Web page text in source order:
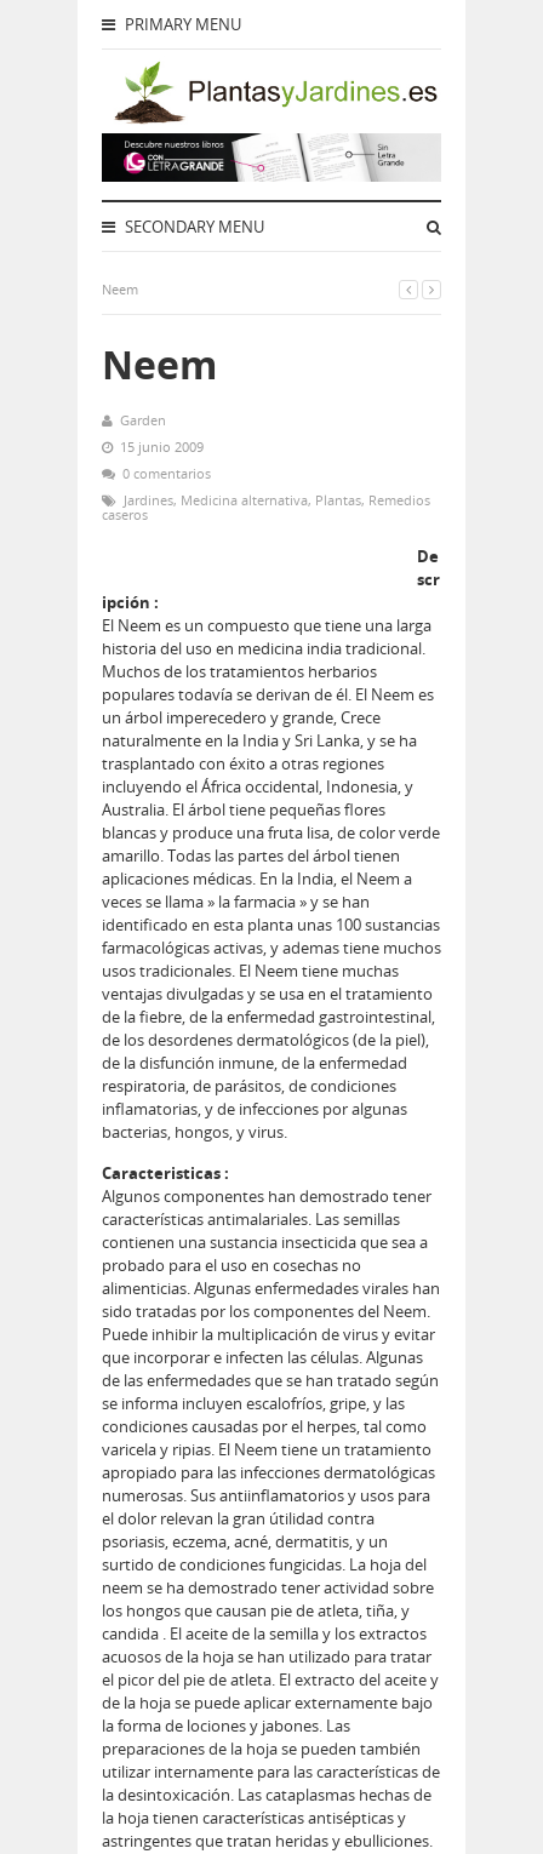
PRIMARY MENU
SECONDARY MENU
Neem
Neem
Garden
15 junio 2009
0 comentarios
Jardines, Medicina alternativa, Plantas, Remedios
caseros
De
scr
ipción :
El Neem es un compuesto que tiene una larga
historia del uso en medicina india tradicional.
Muchos de los tratamientos herbarios
populares todavía se derivan de él. El Neem es
un árbol imperecedero y grande, Crece
naturalmente en la India y Sri Lanka, y se ha
trasplantado con éxito a otras regiones
incluyendo el África occidental, Indonesia, y
Australia. El árbol tiene pequeñas flores
blancas y produce una fruta lisa, de color verde
amarillo. Todas las partes del árbol tienen
aplicaciones médicas. En la India, el Neem a
veces se llama » la farmacia » y se han
identificado en esta planta unas 100 sustancias
farmacológicas activas, y ademas tiene muchos
usos tradicionales. El Neem tiene muchas
ventajas divulgadas y se usa en el tratamiento
de la fiebre, de la enfermedad gastrointestinal,
de los desordenes dermatológicos (de la piel),
de la disfunción inmune, de la enfermedad
respiratoria, de parásitos, de condiciones
inflamatorias, y de infecciones por algunas
bacterias, hongos, y virus.
Caracteristicas :
Algunos componentes han demostrado tener
características antimalariales. Las semillas
contienen una sustancia insecticida que sea a
probado para el uso en cosechas no
alimenticias. Algunas enfermedades virales han
sido tratadas por los componentes del Neem.
Puede inhibir la multiplicación de virus y evitar
que incorporar e infecten las células. Algunas
de las enfermedades que se han tratado según
se informa incluyen escalofríos, gripe, y las
condiciones causadas por el herpes, tal como
varicela y ripias. El Neem tiene un tratamiento
apropiado para las infecciones dermatológicas
numerosas. Sus antiinflamatorios y usos para
el dolor relevan la gran útilidad contra
psoriasis, eczema, acné, dermatitis, y un
surtido de condiciones fungicidas. La hoja del
neem se ha demostrado tener actividad sobre
los hongos que causan pie de atleta, tiña, y
candida . El aceite de la semilla y los extractos
acuosos de la hoja se han utilizado para tratar
el picor del pie de atleta. El extracto del aceite y
de la hoja se puede aplicar externamente bajo
la forma de lociones y jabones. Las
preparaciones de la hoja se pueden también
utilizar internamente para las características de
la desintoxicación. Las cataplasmas hechas de
la hoja tienen características antisépticas y
astringentes que tratan heridas y ebulliciones.